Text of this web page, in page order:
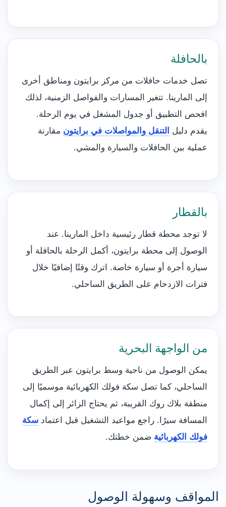
بالحافلة
تصل خدمات حافلات من مركز برايتون ومناطق أخرى
إلى المارينا. تتغير المسارات والفواصل الزمنية، لذلك
افحص التطبيق أو جدول المشغل في يوم الرحلة.
يقدم دليل التنقل والمواصلات في برايتون مقارنة
عملية بين الحافلات والسيارة والمشي.
بالقطار
لا توجد محطة قطار رئيسية داخل المارينا. عند
الوصول إلى محطة برايتون، أكمل الرحلة بالحافلة أو
سيارة أجرة أو سيارة خاصة. اترك وقتًا إضافيًا خلال
فترات الازدحام على الطريق الساحلي.
من الواجهة البحرية
يمكن الوصول من ناحية وسط برايتون عبر الطريق
الساحلي، كما تصل سكة فولك الكهربائية موسميًا إلى
منطقة بلاك روك القريبة، ثم يحتاج الزائر إلى إكمال
المسافة سيرًا. راجع مواعيد التشغيل قبل اعتماد سكة
فولك الكهربائية ضمن خطتك.
المواقف وسهولة الوصول